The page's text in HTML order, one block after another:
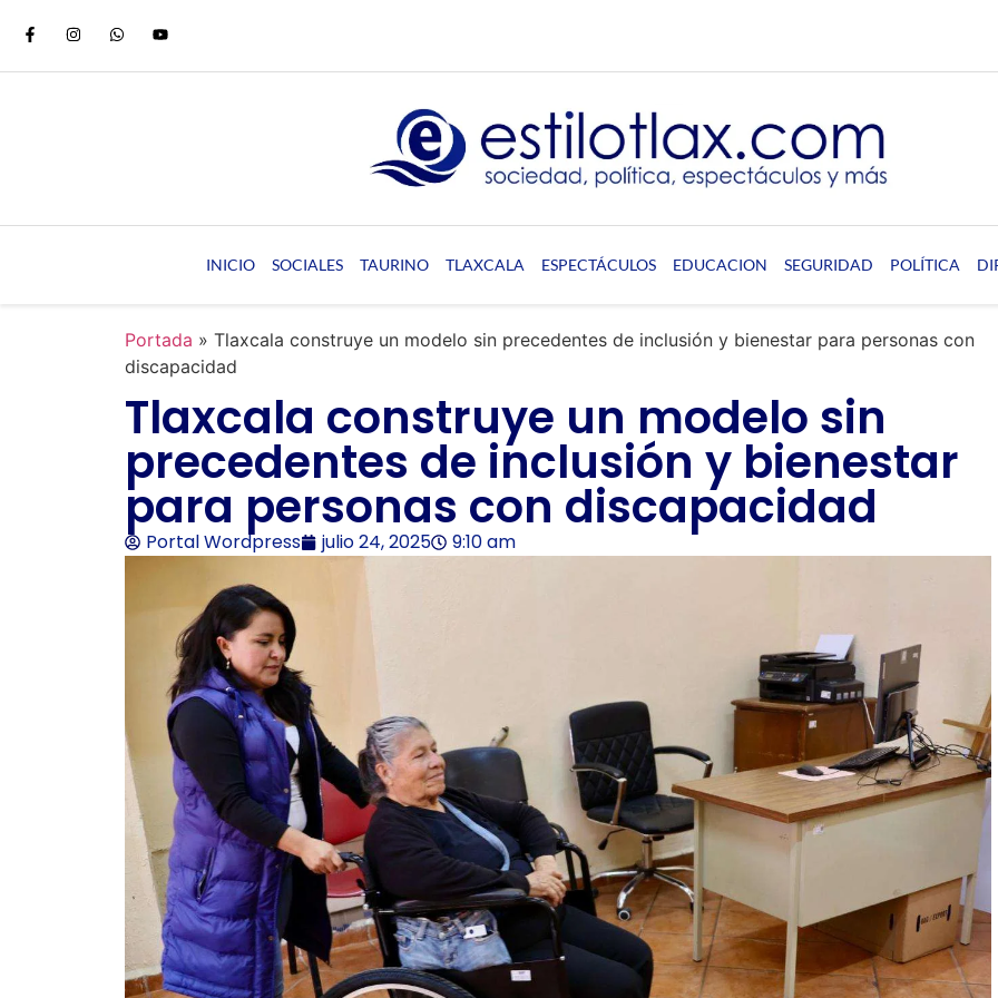
INICIO SOCIALES TAURINO TLAXCALA ESPECTÁCULOS EDUCACION SEGURIDAD POLÍTICA
Portada » Tlaxcala construye un modelo sin precedentes de inclusión y bienestar para personas con
discapacidad
Tlaxcala construye un modelo sin
precedentes de inclusión y bienestar
para personas con discapacidad
Portal Wordpress julio 24, 2025 9:10 am